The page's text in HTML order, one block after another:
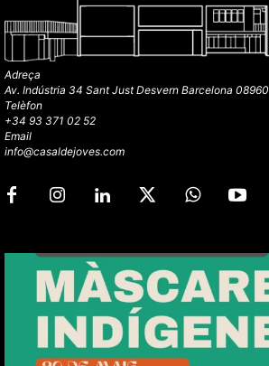
Adreça
Av. Indústria 34 Sant Just Desvern Barcelona 08960
Telèfon
+34 93 371 02 52
Email
info@casaldejoves.com